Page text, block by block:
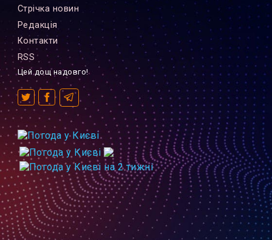
Стрiчка новин
Редакцiя
Контакти
RSS
Цей дощ надовго!